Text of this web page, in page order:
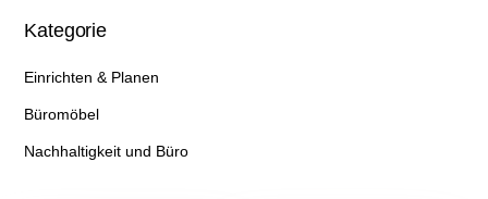
Kategorie
Einrichten & Planen
Büromöbel
Nachhaltigkeit und Büro